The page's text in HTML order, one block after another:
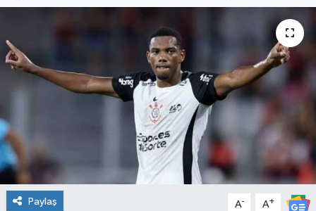
Paylaş A- A+
EKONOMİ
Gömeç
Gönen